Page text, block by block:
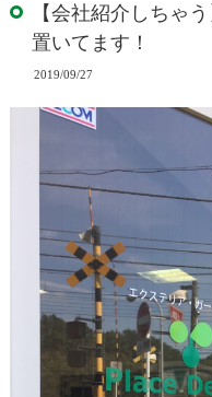
【会社紹介しちゃ
置いてます！
2019/09/27